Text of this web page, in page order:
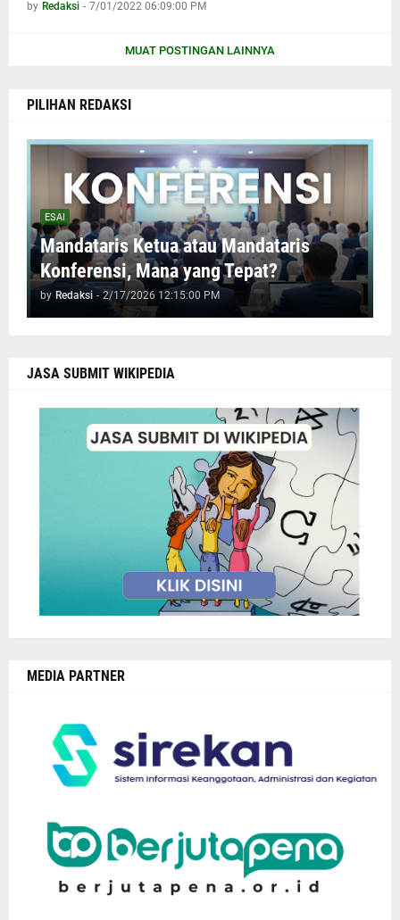
by Redaksi - 7/01/2022 06:09:00 PM
MUAT POSTINGAN LAINNYA
PILIHAN REDAKSI
ESAI
Mandataris Ketua atau Mandataris
Konferensi, Mana yang Tepat?
by Redaksi - 2/17/2026 12:15:00 PM
JASA SUBMIT WIKIPEDIA
MEDIA PARTNER